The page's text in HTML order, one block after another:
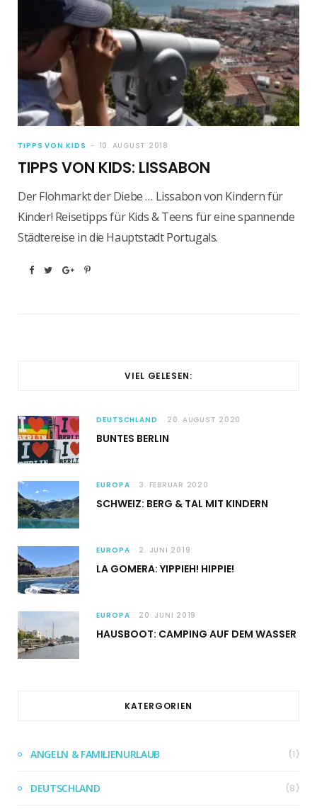
TIPPS VON KIDS 10. AUGUST 2018
TIPPS VON KIDS: LISSABON
Der Flohmarkt der Diebe … Lissabon von Kindern für
Kinder! Reisetipps für Kids & Teens für eine spannende
Städtereise in die Hauptstadt Portugals.
VIEL GELESEN:
DEUTSCHLAND 20. AUGUST 2020
BUNTES BERLIN
EUROPA 3. FEBRUAR 2020
SCHWEIZ: BERG & TAL MIT KINDERN
EUROPA 2. JUNI 2019
LA GOMERA: YIPPIEH! HIPPIE!
EUROPA 20. JUNI 2019
HAUSBOOT: CAMPING AUF DEM WASSER
KATERGORIEN
ANGELN & FAMILIENURLAUB (1)
DEUTSCHLAND (8)